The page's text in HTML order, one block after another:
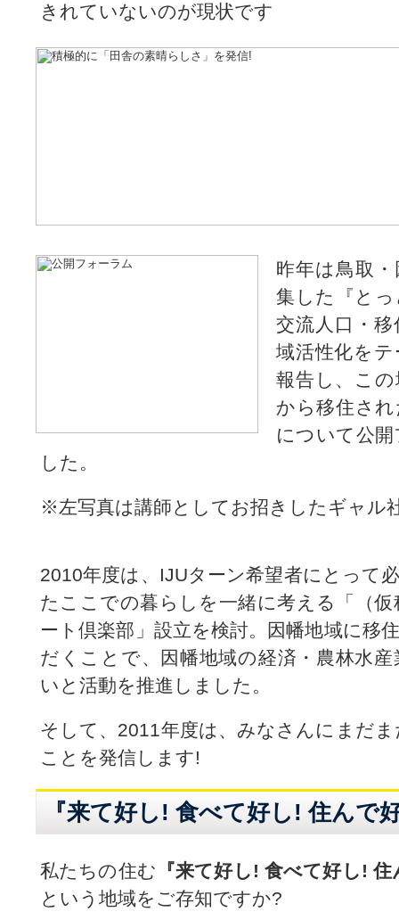
きれていないのが現状です
昨年は鳥取
集した『と
交流人口・
域活性化を
報告し、こ
から移住さ
について公
した。
※左写真は講師としてお招きしたギャル
2010年度は、IJUターン希望者にとって
たここでの暮らしを一緒に考える「（
ート倶楽部」設立を検討。因幡地域に移
だくことで、因幡地域の経済・農林水
いと活動を推進しました。
そして、2011年度は、みなさんにまだ
ことを発信します!
『来て好し! 食べて好し! 住んで
私たちの住む 『来て好し! 食べて好し!
という地域をご存知ですか?